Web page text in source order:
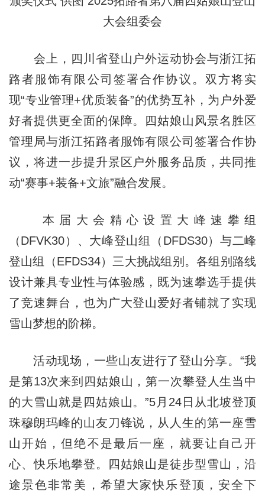
大会组委会
会上，四川省登山户外运动协会与浙江拓
路者服饰有限公司签署合作协议。双方将实
现“专业管理+优质装备”的优势互补，为户外爱
好者提供更全面的保障。四姑娘山风景名胜区
管理局与浙江拓路者服饰有限公司签署合作协
议，将进一步提升景区户外服务品质，共同推
动“赛事+装备+文旅”融合发展。
本届大会精心设置大峰速攀组
（DFVK30）、大峰登山组（DFDS30）与二峰
登山组（EFDS34）三大挑战组别。各组别路线
设计兼具专业性与体验感，既为速攀选手提供
了竞速舞台，也为广大登山爱好者铺就了实现
雪山梦想的阶梯。
活动现场，一些山友进行了登山分享。“我
是第13次来到四姑娘山，第一次攀登人生当中
的大雪山就是四姑娘山。”5月24日从北坡登顶
珠穆朗玛峰的山友刀锋说，从人生的第一座雪
山开始，但绝不是最后一座，就要让自己开
心、快乐地攀登。四姑娘山是徒步型雪山，沿
途景色非常美，希望大家快乐登顶，安全下